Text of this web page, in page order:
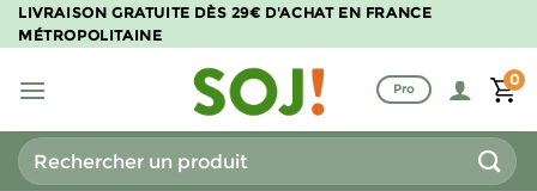
Passer
au
LIVRAISON GRATUITE DÈS 29€ D'ACHAT EN FRANCE
MÉTROPOLITAINE
Pro
0
Recherche
pour :